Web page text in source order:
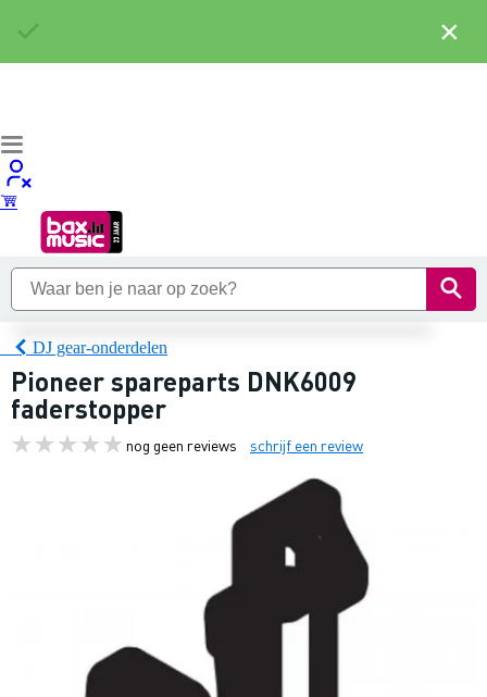
DJ gear-onderdelen
Pioneer spareparts DNK6009
faderstopper
nog geen reviews schrijf een review
×